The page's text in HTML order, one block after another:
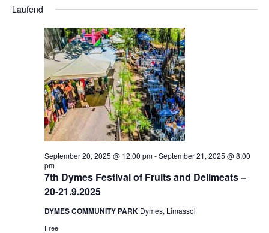
Laufend
7th Dymes Festival of Fruits and Delimeats –
20-21.9.2025
September 20, 2025 @ 12:00 pm-September 21, 2025 @ 8:00
pm
DYMES COMMUNITY PARK Dymes, Limassol
Free